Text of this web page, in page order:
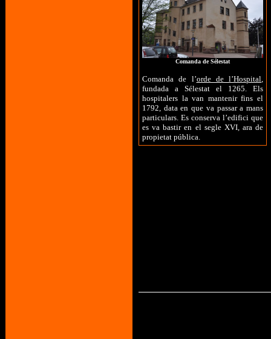
Comanda de Sélestat
Comanda de l’orde de l’Hospital,
fundada a Sélestat el 1265. Els
hospitalers la van mantenir fins el
1792, data en que va passar a mans
particulars. Es conserva l’edifici que
es va bastir en el segle XVI, ara de
propietat pública.